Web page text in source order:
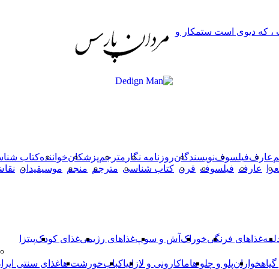
، که دیوی است ستمکار و
عارففیلسوفنویسندگانروزنامه نگار مترجمپزشکانخوانندهکتاب
عارف فیلسوف قرن کتاب شناسی مترجم منجم موسیقیدان
غذاهای فرنگیخوراک آش و سوپغذاهای رژیمیغذای کودکپیتزا
پلو و چلو هاماکارونی و لازانیاکبابخورشت هاغذای سنتی